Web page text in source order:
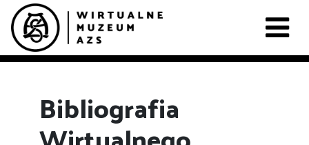
Bibliografia